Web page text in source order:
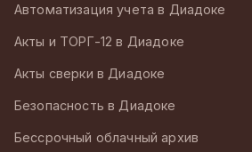
Автоматизация учета в Диадоке
Акты и ТОРГ-12 в Диадоке
Акты сверки в Диадоке
Безопасность в Диадоке
Бессрочный облачный архив